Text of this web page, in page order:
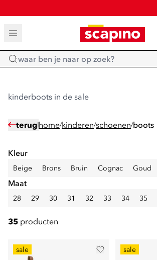
TOT 70% KORTING OP SALE
SHOP NIEUW
Home
kinderboots in de sale
terug home/kinderen/schoenen/boots
Kleur
Beige Brons Bruin Cognac Goud
Maat
28 29 30 31 32 33 34 35
35 producten
sale sale